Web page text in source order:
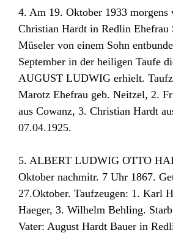
4. Am 19. Oktober 1933 morgens
Christian Hardt in Redlin Ehefrau
Müseler von einem Sohn
September in der heiligen Taufe
AUGUST LUDWIG erhielt.
Marotz Ehefrau geb. Neitzel, 2.
aus Cowanz, 3. Christian Hardt
07.04.1925.
5. ALBERT LUDWIG OTTO
Oktober nachmitr. 7 Uhr 1867.
27.Oktober. Taufzeugen: 1. Karl
Haeger, 3. Wilhelm Behling.
Vater: August Hardt Bauer in